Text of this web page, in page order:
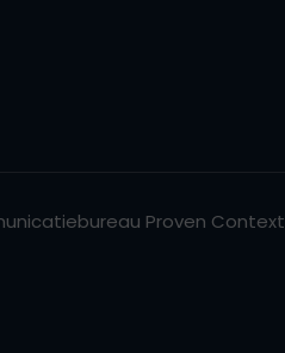
Proven Context